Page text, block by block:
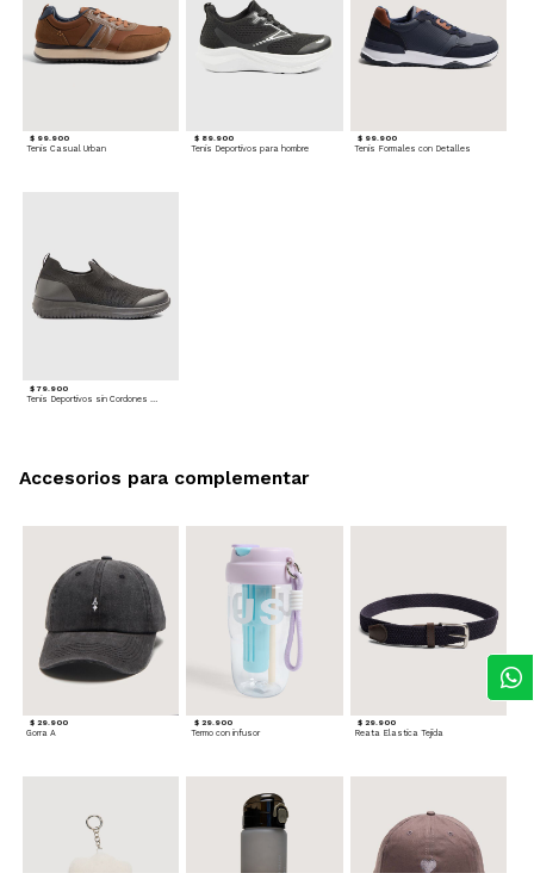
$ 99.900
Tenis Casual Urban
$ 89.900
Tenis Deportivos para hombre
$ 99.900
Tenis Formales con Detalles
$ 79.900
Tenis Deportivos sin Cordones para hombre
$ 29.900
Gorra A
$ 29.900
Termo con infusor
$ 29.900
Reata Elastica Tejida
Accesorios para complementar